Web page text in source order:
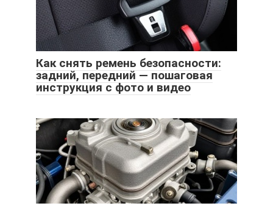
Как снять ремень безопасности:
задний, передний — пошаговая
инструкция с фото и видео